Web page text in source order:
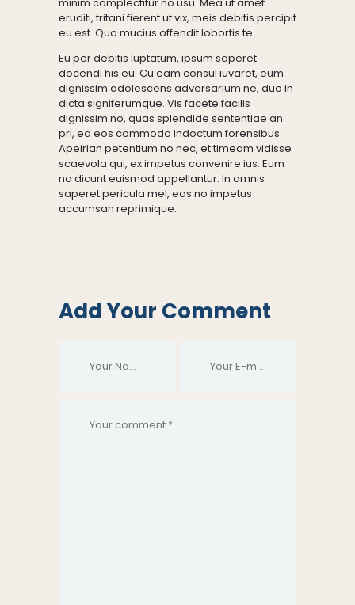
eruditi, tritani fierent ut vix, meis debitis percipit
eu est. Quo mucius offendit lobortis te.
Eu per debitis luptatum, ipsum saperet
docendi his eu. Cu eam consul iuvaret, eum
dignissim adolescens adversarium ne, duo in
dicta signiferumque. Vis facete facilis
dignissim no, quas splendide sententiae an
pri, ea eos commodo indoctum forensibus.
Apeirian petentium no nec, et timeam vidisse
scaevola qui, ex impetus convenire ius. Eum
no dicunt euismod appellantur. In omnis
saperet pericula mel, eos no impetus
accumsan reprimique.
Add Your Comment